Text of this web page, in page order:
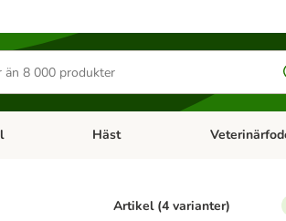
menu: FiskOpen category menu: Fågel
Häst Open category
Artikel (4 varianter)